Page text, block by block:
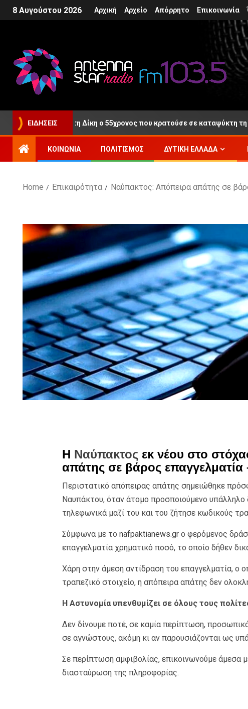
8 Αυγούστου 2026 Αρχική Αρχείο Απόρρητο Επικοινωνία
ΕΙΔΉΣΕΙΣ
μετά τη Δίκη ο 55χρονος που κρατούσε σε καταψύκτη τη σορό
ΚΟΙΝΩΝΊΑ ΠΟΛΙΤΙΣΜΌΣ ΔΥΤΙΚΉ ΕΛΛΆΔΑ
Home Επικαιρότητα Ναύπακτος: Απόπειρα απάτης σε
Η Ναύπακτοςεκ νέου στο
απάτης σε βάρος επαγγελματία
Περιστατικό απόπειρας απάτης σημειώθηκε
Ναυπάκτου, όταν άτομο προσποιούμενο υπάλληλο
τηλεφωνικά μαζί του και του ζήτησε κωδικούς
Σύμφωνα με το nafpaktianews.grο φερόμενος
επαγγελματία χρηματικό ποσό, το οποίο δήθεν
Χάρη στην άμεση αντίδραση του επαγγελματία, ο
τραπεζικό στοιχείο, η απόπειρα απάτης δεν
Η Αστυνομία υπενθυμίζει σε όλους τους
Δεν δίνουμε ποτέ, σε καμία περίπτωση,
σε αγνώστους, ακόμη κι αν παρουσιάζονται ως
Σε περίπτωση αμφιβολίας, επικοινωνούμε άμεσα
διασταύρωση της πληροφορίας.